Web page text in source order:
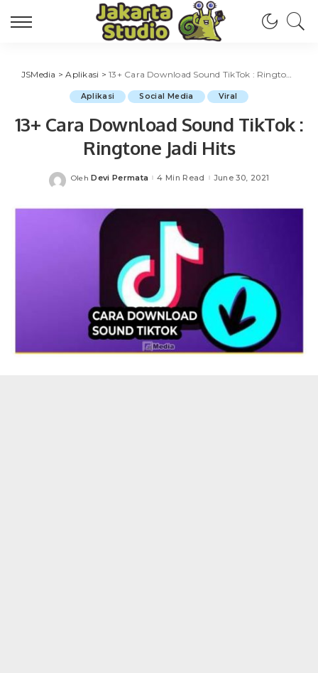
JSMedia >Aplikasi >13+ Cara Download Sound TikTok : Ringtone Jadi Hits
Aplikasi Social Media Viral
13+ Cara Download Sound TikTok :
Ringtone Jadi Hits
Posted
Oleh Devi Permata 4 Min Read June 30, 2021